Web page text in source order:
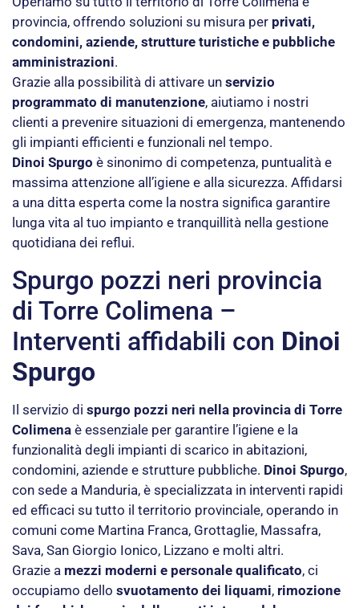
provincia, offrendo soluzioni su misura per privati,
condomini, aziende, strutture turistiche e pubbliche
amministrazioni.
Grazie alla possibilità di attivare un servizio
programmato di manutenzione, aiutiamo i nostri
clienti a prevenire situazioni di emergenza, mantenendo
gli impianti efficienti e funzionali nel tempo.
Dinoi Spurgo è sinonimo di competenza, puntualità e
massima attenzione all’igiene e alla sicurezza. Affidarsi
a una ditta esperta come la nostra significa garantire
lunga vita al tuo impianto e tranquillità nella gestione
quotidiana dei reflui.
Spurgo pozzi neri provincia
di Torre Colimena –
Interventi affidabili con Dinoi
Spurgo
Il servizio di spurgo pozzi neri nella provincia di Torre
Colimena è essenziale per garantire l’igiene e la
funzionalità degli impianti di scarico in abitazioni,
condomini, aziende e strutture pubbliche. Dinoi Spurgo,
con sede a Manduria, è specializzata in interventi rapidi
ed efficaci su tutto il territorio provinciale, operando in
comuni come Martina Franca, Grottaglie, Massafra,
Sava, San Giorgio Ionico, Lizzano e molti altri.
Grazie a mezzi moderni e personale qualificato, ci
occupiamo dello svuotamento dei liquami, rimozione